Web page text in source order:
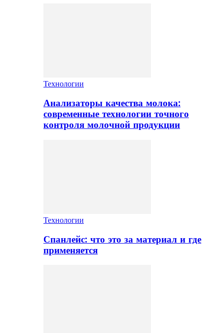
Технологии
Анализаторы качества молока:
современные технологии точного
контроля молочной продукции
Технологии
Спанлейс: что это за материал и где
применяется